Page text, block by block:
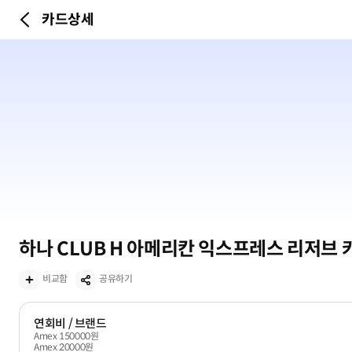
카드상세
하나 CLUB H 아메리칸 익스프레스 리저브
비교함 공유하기
연회비 / 브랜드
Amex 150000원
Amex 20000원